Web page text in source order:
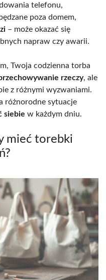
telefonu,
poza domem,
– może okazać się
napraw czy awarii.
Twoja codzienna torba
rzeczy, ale
z różnymi wyzwaniami.
różnorodne sytuacje
siebie w każdym dniu.
mieć torebki